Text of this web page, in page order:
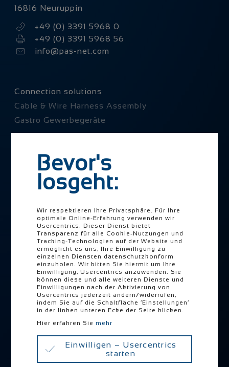
16816 Neuruppin
+49 (0) 3391 5968 0
+49 (0) 3391 5968 56
info@pas-net.com
Navigation
überspringen
Connection solutions
Cable & Wire Harness Assembly
Gastro Gewerbegeräte
Human Machine Interfaces
Navigation
Unternehmen
Referenzen
Timeline
Zahlen-Fakten
Standorte
PRETTL Go Zero
Downloads
Navigation
Karriere
Bevor's
losgeht:
Wir respektieren Ihre Privatsphäre. Für Ihre
optimale Online-Erfahrung verwenden wir
Usercentrics. Dieser Dienst bietet
Transparenz für alle Cookie-Nutzungen und
Tracking-Technologien auf der Website und
ermöglicht es uns, Ihre Einwilligung zu
einzelnen Diensten datenschutzkonform
einzuholen. Wir bitten Sie hiermit um Ihre
Einwilligung, Usercentrics anzuwenden. Sie
können diese und alle weiteren Dienste und
Einwilligungen nach der Aktivierung von
Usercentrics jederzeit ändern/widerrufen,
indem Sie auf die Schaltfläche ‘Einstellungen’
in der linken unteren Ecke der Seite klicken.
Hier erfahren Siemehr
Einwilligen – Usercentrics
starten